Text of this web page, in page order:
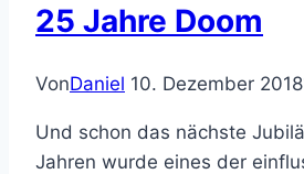
25 Jahre Doom
VonDaniel 10. Dezember 2018
Und schon das nächste
Jahren wurde eines der